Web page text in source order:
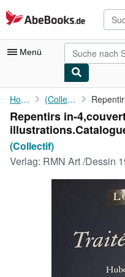
Zum Hauptinhalt
AbeBooks.de
Menü
Nutzerkonto
Meine Bestellungen
Detailsuche
Sammlungen
Verkäufer werden
Home (Collectif)
Repentirs in-
(Collectif)
Verlag: RMN Art /Dessin